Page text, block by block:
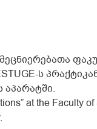
ს
at the Faculty